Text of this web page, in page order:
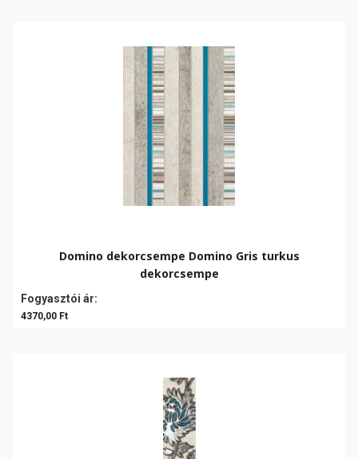
Domino dekorcsempe Domino Gris turkus
dekorcsempe
Fogyasztói ár:
4370,00 Ft